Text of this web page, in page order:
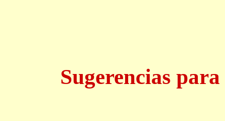
Sugerencias